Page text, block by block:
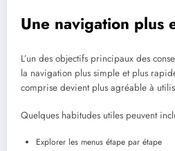
Une navigation plus
L’un des objectifs principaux des
la navigation plus simple et plus
comprise devient plus agréable à
Quelques habitudes utiles peuvent
Explorer les menus étape par étape